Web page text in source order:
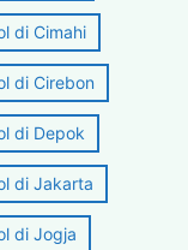
di Cimahi
di Cirebon
di Depok
di Jakarta
di Jogja